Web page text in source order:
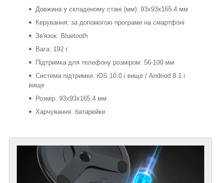
Довжина у складеному стані (мм): 93x93x165.4 мм
Керування: за допомогою програми на смартфоні
Зв'язок: Bluetooth
Вага: 192 г
Підтримка для телефону розміром: 56-100 мм
Система підтримки: iOS 10.0 і вище / Andriod 8.1 і
вище
Розмір: 93х93х165,4 мм
Харчування: батарейки